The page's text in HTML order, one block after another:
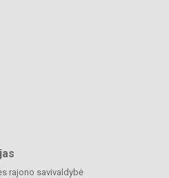
rajono savivaldybė